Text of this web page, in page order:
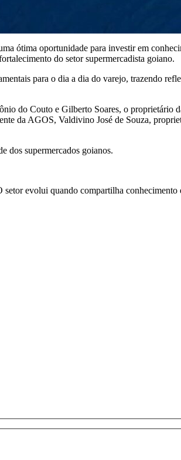
ótima oportunidade para investir em
do setor supermercadista goiano.
para o dia a dia do varejo, trazendo
do Couto e Gilberto Soares, o
da AGOS, Valdivino José de Souza,
dos supermercados goianos.
evolui quando compartilha